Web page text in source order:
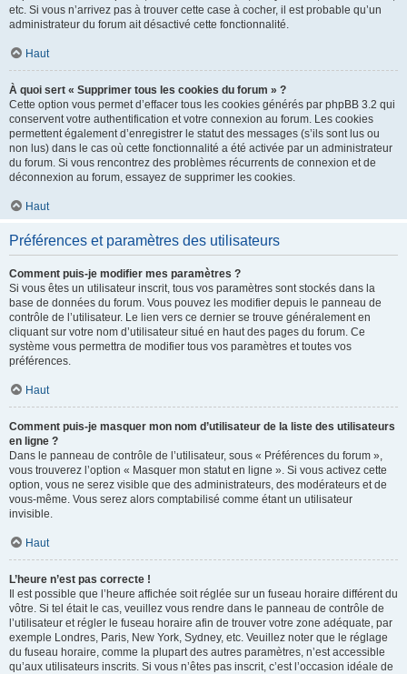
etc. Si vous n’arrivez pas à trouver cette case à cocher, il est probable qu’un
administrateur du forum ait désactivé cette fonctionnalité.
Haut
À quoi sert « Supprimer tous les cookies du forum » ?
Cette option vous permet d’effacer tous les cookies générés par phpBB 3.2 qui
conservent votre authentification et votre connexion au forum. Les cookies
permettent également d’enregistrer le statut des messages (s’ils sont lus ou
non lus) dans le cas où cette fonctionnalité a été activée par un administrateur
du forum. Si vous rencontrez des problèmes récurrents de connexion et de
déconnexion au forum, essayez de supprimer les cookies.
Haut
Préférences et paramètres des utilisateurs
Comment puis-je modifier mes paramètres ?
Si vous êtes un utilisateur inscrit, tous vos paramètres sont stockés dans la
base de données du forum. Vous pouvez les modifier depuis le panneau de
contrôle de l’utilisateur. Le lien vers ce dernier se trouve généralement en
cliquant sur votre nom d’utilisateur situé en haut des pages du forum. Ce
système vous permettra de modifier tous vos paramètres et toutes vos
préférences.
Haut
Comment puis-je masquer mon nom d’utilisateur de la liste des utilisateurs
en ligne ?
Dans le panneau de contrôle de l’utilisateur, sous « Préférences du forum »,
vous trouverez l’option « Masquer mon statut en ligne ». Si vous activez cette
option, vous ne serez visible que des administrateurs, des modérateurs et de
vous-même. Vous serez alors comptabilisé comme étant un utilisateur
invisible.
Haut
L’heure n’est pas correcte !
Il est possible que l’heure affichée soit réglée sur un fuseau horaire différent du
vôtre. Si tel était le cas, veuillez vous rendre dans le panneau de contrôle de
l’utilisateur et régler le fuseau horaire afin de trouver votre zone adéquate, par
exemple Londres, Paris, New York, Sydney, etc. Veuillez noter que le réglage
du fuseau horaire, comme la plupart des autres paramètres, n’est accessible
qu’aux utilisateurs inscrits. Si vous n’êtes pas inscrit, c’est l’occasion idéale de